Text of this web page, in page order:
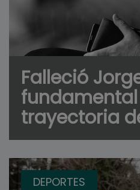
Falleció
trayectoria
DEPORTES